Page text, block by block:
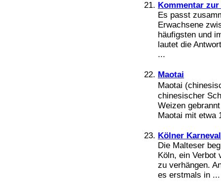
Kommentar
Es passt
Erwachsene
häufigsten und
lautet die
...
Maotai
Maotai
chinesischer
Weizen
Maotai mit etwa
Kölner
Die Malteser
Köln, ein Verbot
zu verhängen.
es erstmals in ...